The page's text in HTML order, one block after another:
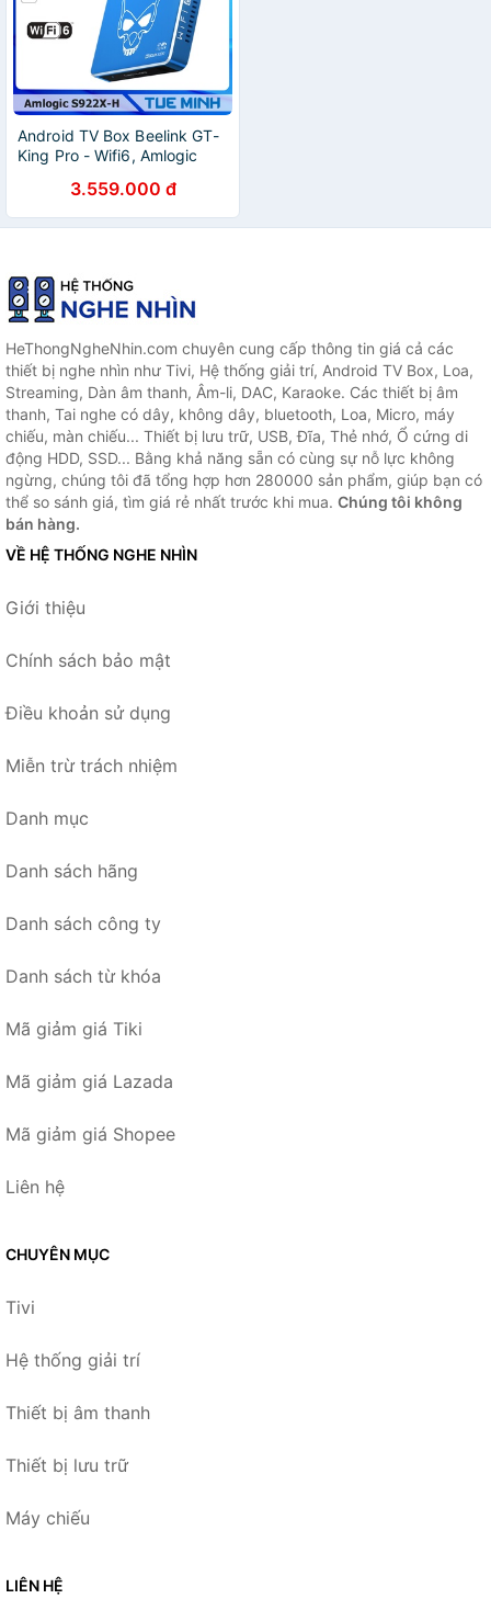
Android TV Box Beelink GT-
King Pro - Wifi6, Amlogic
trong 64GB3.559.000 đ
HeThongNgheNhin.com chuyên cung cấp thông tin giá cả các
thiết bị nghe nhìn như Tivi, Hệ thống giải trí, Android TV Box, Loa,
Streaming, Dàn âm thanh, Âm-li, DAC, Karaoke. Các thiết bị âm
thanh, Tai nghe có dây, không dây, bluetooth, Loa, Micro, máy
chiếu, màn chiếu... Thiết bị lưu trữ, USB, Đĩa, Thẻ nhớ, Ổ cứng di
động HDD, SSD... Bằng khả năng sẵn có cùng sự nỗ lực không
ngừng, chúng tôi đã tổng hợp hơn 280000 sản phẩm, giúp bạn có
thể so sánh giá, tìm giá rẻ nhất trước khi mua. Chúng tôi không
bán hàng.
VỀ HỆ THỐNG NGHE NHÌN
Giới thiệu
Chính sách bảo mật
Điều khoản sử dụng
Miễn trừ trách nhiệm
Danh mục
Danh sách hãng
Danh sách công ty
Danh sách từ khóa
Mã giảm giá Tiki
Mã giảm giá Lazada
Mã giảm giá Shopee
Liên hệ
CHUYÊN MỤC
Tivi
Hệ thống giải trí
Thiết bị âm thanh
Thiết bị lưu trữ
Máy chiếu
LIÊN HỆ